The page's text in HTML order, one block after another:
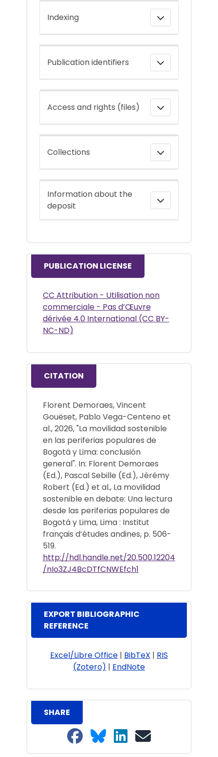
Indexing
Publication identifiers
Access and rights (files)
Collections
Information about the
deposit
PUBLICATION LICENSE
CC Attribution - Utilisation non
commerciale - Pas d’Œuvre
dérivée 4.0 International (CC BY-
NC-ND)
CITATION
Florent Demoraes, Vincent
Gouëset, Pablo Vega-Centeno et
al., 2026, "La movilidad sostenible
en las periferias populares de
Bogotá y Lima: conclusión
general". In: Florent Demoraes
(Ed.), Pascal Sebille (Ed.), Jérémy
Robert (Ed.) et al., La movilidad
sostenible en debate: Una lectura
desde las periferias populares de
Bogotá y Lima, Lima : Institut
français d’études andines, p. 506-
519.
http://hdl.handle.net/20.500.12204
/nIo3ZJ4BcDTfCNWEfch1
EXPORT BIBLIOGRAPHIC
REFERENCE
Excel/Libre Office | BibTeX | RIS
(Zotero) | EndNote
SHARE
Share on Facebook
Share on Bluesky
Share on LinkedIn